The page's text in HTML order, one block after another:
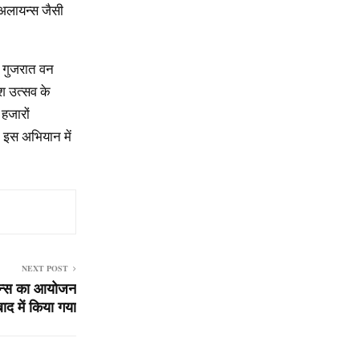
जैसी
वन
उत्सव के
इस अभियान में
NEXT POST
का आयोजन
में किया गया